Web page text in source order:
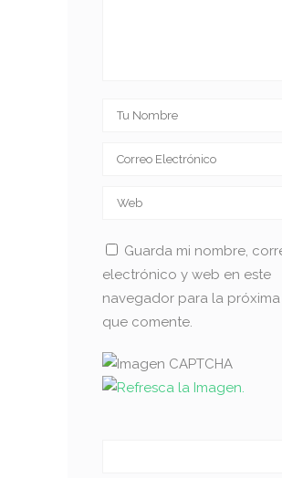
Guarda mi nombre,
electrónico y web en este
navegador para la
que comente.